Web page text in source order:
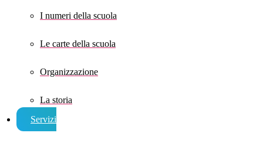
I numeri della scuola
Le carte della scuola
Organizzazione
La storia
Servizi